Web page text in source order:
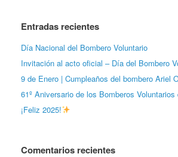
Entradas recientes
Día Nacional del Bombero Voluntario
Invitación al acto oficial – Día del Bombero
9 de Enero | Cumpleaños del bombero Ariel
61º Aniversario de los Bomberos
¡Feliz 2025!
Comentarios recientes